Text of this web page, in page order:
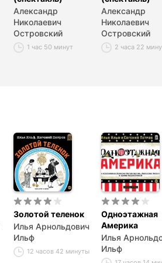
Александр
Николаевич
Островский
1 час 50 минут
Александр
Николаевич
Островский
2 часа 22
Золотой теленок
Илья Арнольдович
Ильф
12 часов 42 минуты
Одноэтажная
Америка
Илья
Ильф